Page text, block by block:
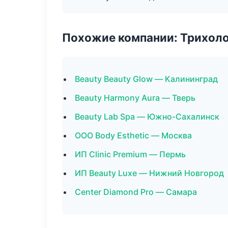
Похожие компании:
Beauty Beauty Glow — Калининград
Beauty Harmony Aura — Тверь
Beauty Lab Spa — Южно-Сахалинск
ООО Body Esthetic — Москва
ИП Clinic Premium — Пермь
ИП Beauty Luxe — Нижний Новгород
Center Diamond Pro — Самара